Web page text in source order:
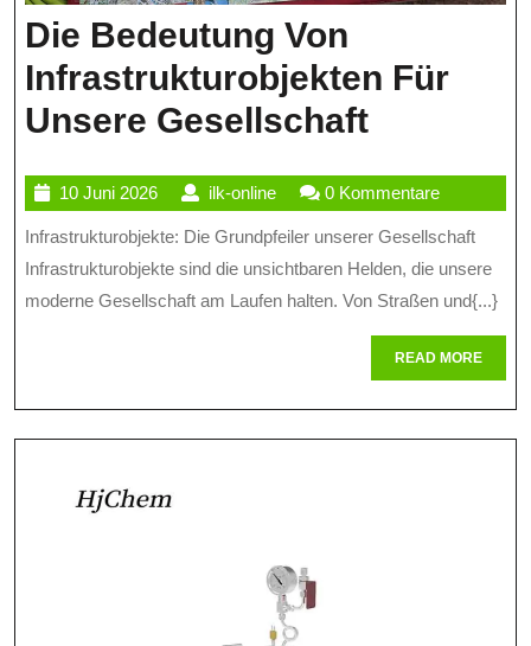
Die Bedeutung Von
Infrastrukturobjekten Für
Unsere GesellschaftDie
Von
Für
Unsere
10 Juni 202610
Juni
2026
ilk-onlineilk-
online
0 Kommentare
Infrastrukturobjekte: Die Grundpfeiler unserer Gesellschaft
Infrastrukturobjekte sind die unsichtbaren Helden, die unsere
moderne Gesellschaft am Laufen halten. Von Straßen und{...}
READ MOREREAD
MORE